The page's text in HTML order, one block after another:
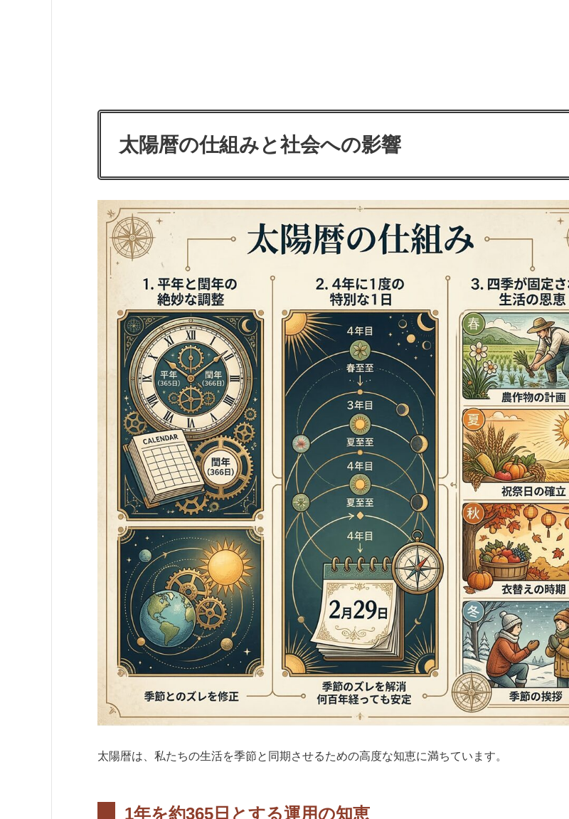
太陽暦の仕組みと社会への影響
太陽暦は、私たちの生活を季節と同期させるための高度な知恵に満ちています。
1年を約365日とする運用の知恵